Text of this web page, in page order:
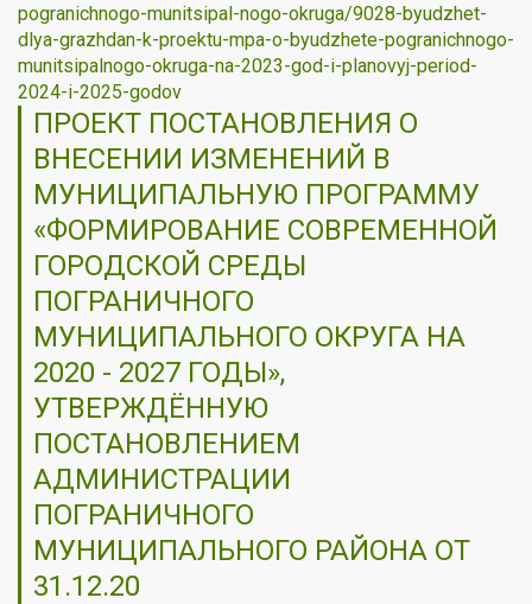
pogranichnogo-munitsipal-nogo-okruga/9028-byudzhet-
dlya-grazhdan-k-proektu-mpa-o-byudzhete-pogranichnogo-
munitsipalnogo-okruga-na-2023-god-i-planovyj-period-
2024-i-2025-godov
ПРОЕКТ ПОСТАНОВЛЕНИЯ О
ВНЕСЕНИИ ИЗМЕНЕНИЙ В
МУНИЦИПАЛЬНУЮ ПРОГРАММУ
«ФОРМИРОВАНИЕ СОВРЕМЕННОЙ
ГОРОДСКОЙ СРЕДЫ
ПОГРАНИЧНОГО
МУНИЦИПАЛЬНОГО ОКРУГА НА
2020 - 2027 ГОДЫ»,
УТВЕРЖДЁННУЮ
ПОСТАНОВЛЕНИЕМ
АДМИНИСТРАЦИИ
ПОГРАНИЧНОГО
МУНИЦИПАЛЬНОГО РАЙОНА ОТ
31.12.20